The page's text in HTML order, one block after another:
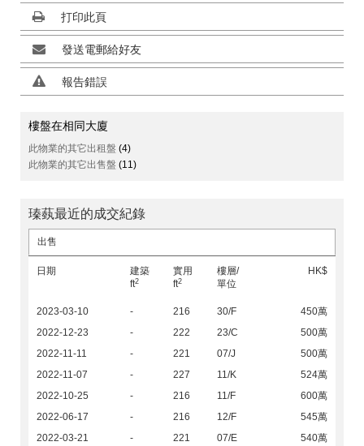
打印此頁
發送電郵給好友
報告錯誤
樓盤在相同大廈
此物業的其它出租盤 (4)
此物業的其它出售盤 (11)
瑧蓺最近的成交紀錄
出售
日期
建築
ft2
實用
ft2
樓層/
單位
HK$
2023-03-10 - 216 30/F
450萬
2022-12-23
- 222 23/C
500萬
2022-11-11
- 221 07/J
500萬
2022-11-07
- 227 11/K
524萬
2022-10-25
- 216 11/F
600萬
2022-06-17
- 216 12/F
545萬
2022-03-21
- 221 07/E
540萬